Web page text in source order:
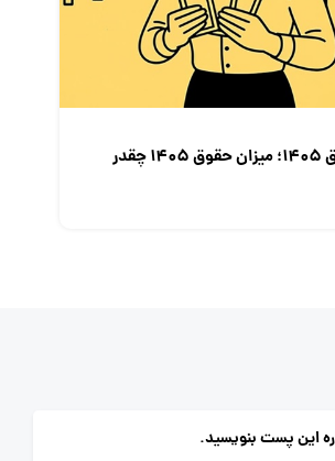
افزایش حقوق 1405؛ میزان حقوق 1405 چقدر
این پست بنویسید.